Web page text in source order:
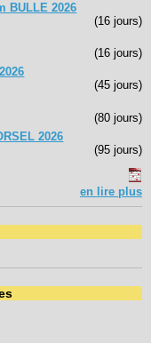
BULLE 2026
(16 jours)
(16 jours)
(45 jours)
(80 jours)
2026
(95 jours)
en lire plus